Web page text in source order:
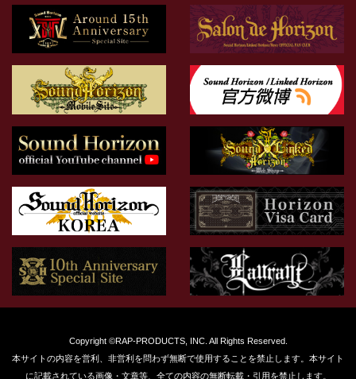
Copyright ©RAP-PRODUCTS, INC. All Rights Reserved.
本サイトの内容を営利、非営利を問わず無断で使用することを禁止します。本サイト
に記載されている画像・文章等、全ての内容の無断転載・引用を禁止します。